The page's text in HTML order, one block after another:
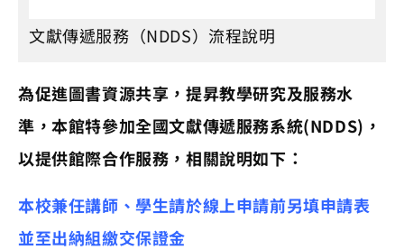
文獻傳遞服務（NDDS）流程說明
為促進圖書資源共享，提昇教學研究及服務水
準，本館特參加全國文獻傳遞服務系統(NDDS)，
以提供館際合作服務，相關說明如下：
本校兼任講師、學生請於線上申請前另填申請表
並至出納組繳交保證金